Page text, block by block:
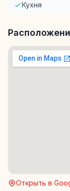
Кухня
Открыть в